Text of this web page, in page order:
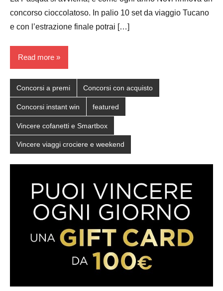
concorso cioccolatoso. In palio 10 set da viaggio Tucano
e con l’estrazione finale potrai […]
Read more
Concorsi a premi Concorsi con acquisto
Concorsi instant win featured
Vincere cofanetti e Smartbox
Vincere viaggi crociere e weekend